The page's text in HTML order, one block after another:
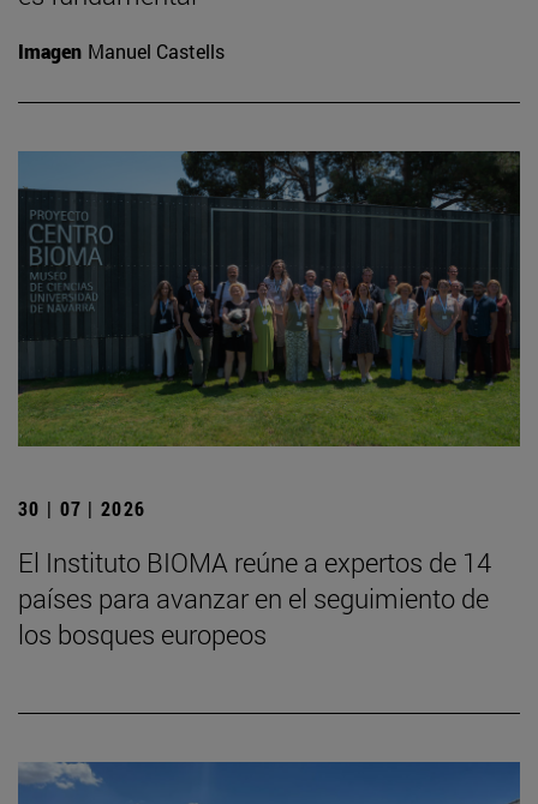
Imagen Manuel Castells
30 | 07 | 2026
El Instituto BIOMA reúne a expertos de 14
países para avanzar en el seguimiento de
los bosques europeos